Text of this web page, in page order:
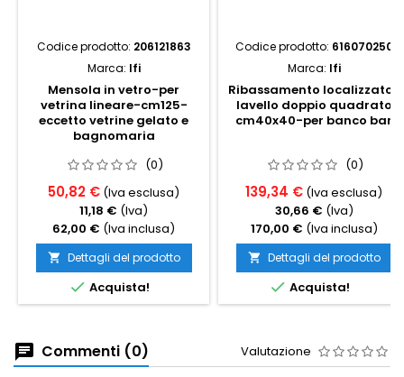
Codice prodotto: 206121863
Marca: Ifi
Mensola in vetro-per
vetrina lineare-cm125-
eccetto vetrine gelato e
bagnomaria
(0)
50,82 € (Iva esclusa)
11,18 € (Iva)
62,00 € (Iva inclusa)
 Dettagli del prodotto
 Acquista!
Codice prodotto: 616070250
Marca: Ifi
Ribassamento localizzato-
lavello doppio quadrato
cm40x40-per banco bar
(0)
139,34 € (Iva esclusa)
30,66 € (Iva)
170,00 € (Iva inclusa)
 Dettagli del prodotto
 Acquista!
Commenti (0) Valutazione